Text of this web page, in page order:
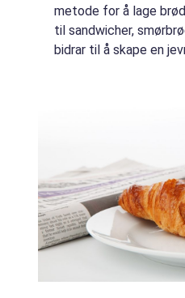
metode for å lage
til sandwicher,
bidrar til å skape en